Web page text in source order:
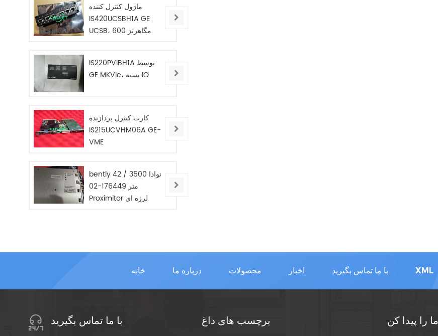
ماژول کنترل کننده
IS420UCSBH1A GE
UCSB، 600 مگاهرتز
IS220PVIBH1A توسط
GE MKVIe، بسته IO
کارت کنترل پردازنده
IS215UCVHM06A GE-
VME
bently نوادا 3500 / 42
متر 176449-02
Proximitor لرزه ای
خانه درباره ما محصولات اخبار با ما تماس بگیرید XML
با ما تماس بگیرید برچسب های داغ ما را پیدا کن